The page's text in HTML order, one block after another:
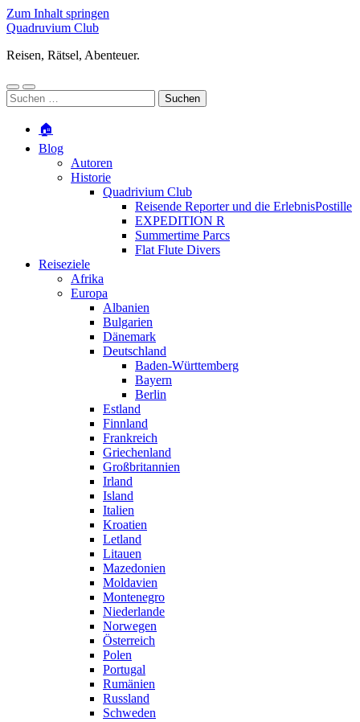
Zum Inhalt springen
Quadruvium Club
Reisen, Rätsel, Abenteuer.
Mobile-
Menü
Suchfeld
ein-/ausblenden
Suchen
nach:
🏠
Blog
Autoren
Historie
Quadrivium Club
Reisende Reporter und die ErlebnisPostille
EXPEDITION R
Summertime Parcs
Flat Flute Divers
Reiseziele
Afrika
Europa
Albanien
Bulgarien
Dänemark
Deutschland
Baden-Württemberg
Bayern
Berlin
Estland
Finnland
Frankreich
Griechenland
Großbritannien
Irland
Island
Italien
Kroatien
Letland
Litauen
Mazedonien
Moldavien
Montenegro
Niederlande
Norwegen
Österreich
Polen
Portugal
Rumänien
Russland
Schweden